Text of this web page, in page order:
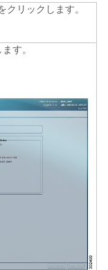
クリックします。
す。